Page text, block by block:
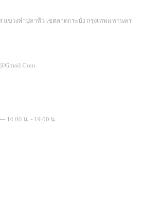
แขวงลำปลาทิว เขตลาดกระบัง กรุงเทพมหานคร
10.00 น. - 19.00 น.